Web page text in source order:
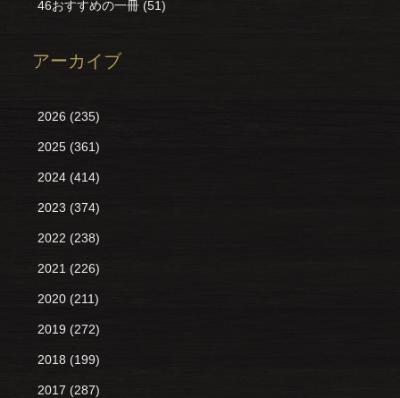
46おすすめの一冊 (51)
アーカイブ
2026 (235)
2025 (361)
2024 (414)
2023 (374)
2022 (238)
2021 (226)
2020 (211)
2019 (272)
2018 (199)
2017 (287)